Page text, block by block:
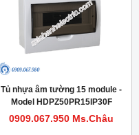
Tủ nhựa âm tường 15 module -
Model HDPZ50PR15IP30F
0909.067.950 Ms.Châu